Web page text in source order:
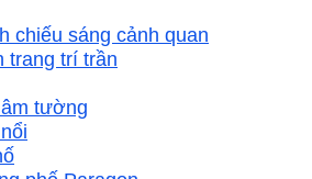
chiếu sáng cảnh quan
trang trí trần
tường